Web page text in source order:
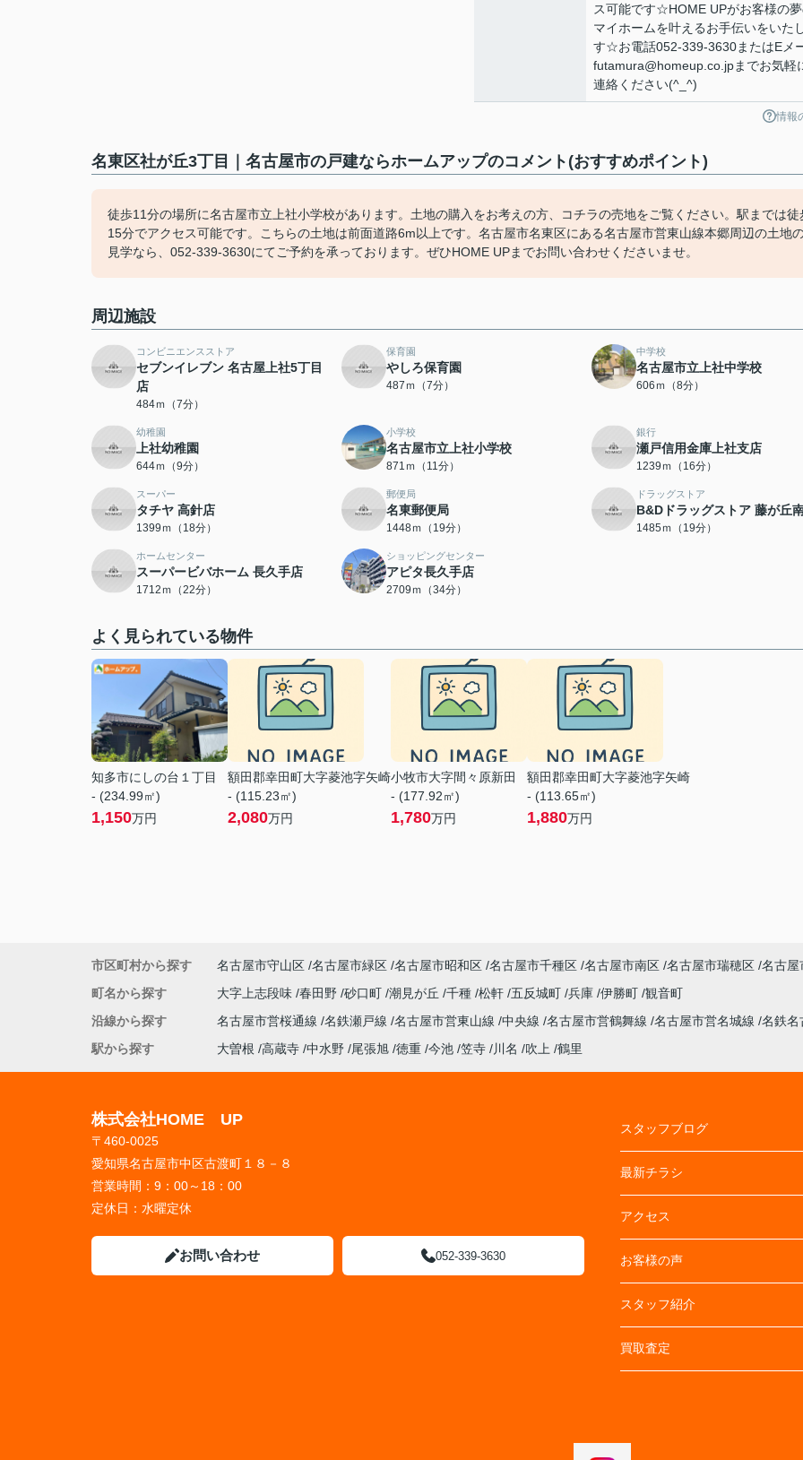
ス可能です☆HOME UPがお客様の
マイホームを叶えるお手伝いをいた
す☆お電話052-339-3630またはEメ
futamura@homeup.co.jpまでお気軽
連絡ください(^_^)
情報
名東区社が丘3丁目｜名古屋市の戸建ならホームアップのコメント(おすすめポイント)
徒歩11分の場所に名古屋市立上社小学校があります。土地の購入をお考えの方、コチラの売地をご覧ください。駅までは徒
15分でアクセス可能です。こちらの土地は前面道路6m以上です。名古屋市名東区にある名古屋市営東山線本郷周辺の土地
見学なら、052-339-3630にてご予約を承っております。ぜひHOME UPまでお問い合わせくださいませ。
周辺施設
コンビニエンスストア
セブンイレブン 名古屋上社5丁目
店
484ｍ（7分）
保育園
やしろ保育園
487ｍ（7分）
中学校
名古屋市立上社中学校
606ｍ（8分）
幼稚園
上社幼稚園
644ｍ（9分）
小学校
名古屋市立上社小学校
871ｍ（11分）
銀行
瀬戸信用金庫上社支店
1239ｍ（16分）
スーパー
タチヤ 高針店
1399ｍ（18分）
郵便局
名東郵便局
1448ｍ（19分）
ドラッグストア
B&Dドラッグストア 藤が丘
1485ｍ（19分）
ホームセンター
スーパービバホーム 長久手店
1712ｍ（22分）
ショッピングセンター
アピタ長久手店
2709ｍ（34分）
よく見られている物件
知多市にしの台１丁目
- (234.99㎡)
1,150万円
額田郡幸田町大字菱池字矢崎
- (115.23㎡)
2,080万円
小牧市大字間々原新田
- (177.92㎡)
1,780万円
額田郡幸田町大字菱池字矢崎
- (113.65㎡)
1,880万円
市区町村から探す 名古屋市守山区 名古屋市緑区 名古屋市昭和区 名古屋市千種区 名古屋市南区 名古屋市瑞穂区 名古屋
町名から探す
大字上志段味 春田野 砂口町 潮見が丘 千種 松軒 五反城町 兵庫 伊勝町 観音町
沿線から探す
名古屋市営桜通線 名鉄瀬戸線 名古屋市営東山線 中央線 名古屋市営鶴舞線 名古屋市営名城線 名鉄
駅から探す
大曽根 高蔵寺 中水野 尾張旭 徳重 今池 笠寺 川名 吹上 鶴里
株式会社HOME UP
〒460-0025
愛知県名古屋市中区古渡町１８－８
営業時間： 9：00～18：00
定休日： 水曜定休
お問い合わせ 052-339-3630
スタッフブログ
最新チラシ
アクセス
お客様の声
スタッフ紹介
買取査定